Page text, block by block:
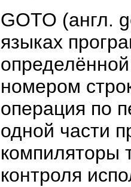
GOTO (англ.
языках
номером
операция по
одной части
компиляторы
контроля